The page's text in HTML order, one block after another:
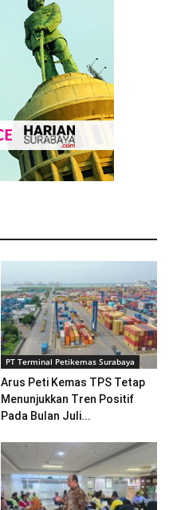
PT Terminal Petikemas Surabaya
Arus Peti Kemas TPS Tetap
Menunjukkan Tren Positif
Pada Bulan Juli...